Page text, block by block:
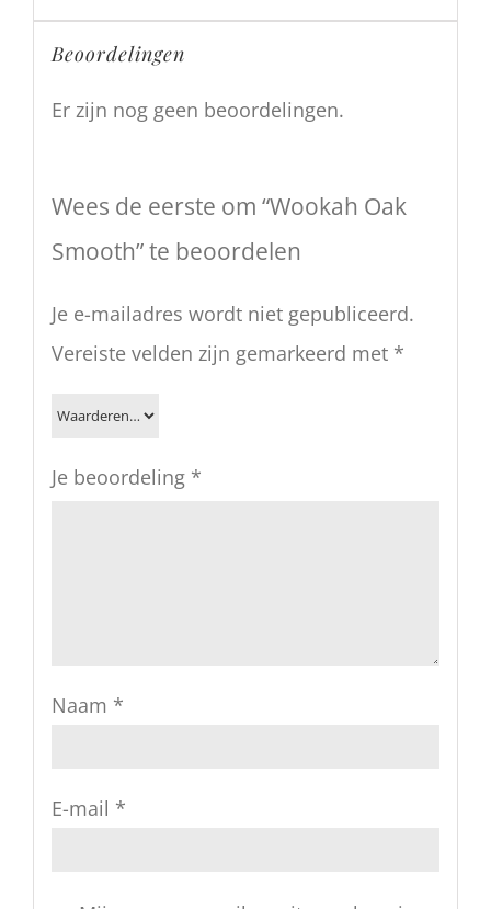
Beoordelingen
Er zijn nog geen beoordelingen.
Wees de eerste om “Wookah Oak
Smooth” te beoordelen
Je e-mailadres wordt niet gepubliceerd.
Vereiste velden zijn gemarkeerd met *
Je beoordeling *
Naam *
E-mail *